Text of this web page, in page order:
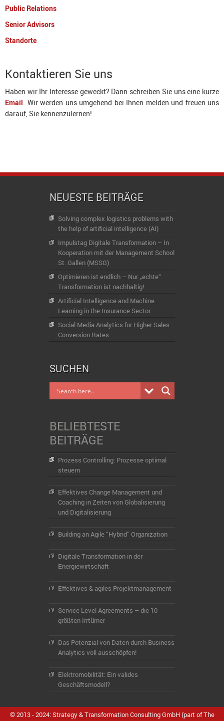
Public Relations
Senior Advisors
Standorte
Kontaktieren Sie uns
Haben wir Ihr Interesse geweckt? Dann schreiben Sie uns eine kurze
Email. Wir werden uns umgehend bei Ihnen melden und freuen uns
darauf, Sie kennenzulernen!
NEUESTE BEITRÄGE
Solving complex logistics problems with
the help of artificial intelligence (AI)
Impulstag Digitale Transformation – In
Kooperation mit der Management School
St. Gallen (MSSG)
Optimieren ist endlich – Nur „echte“
Transformation ist nachhaltig!
Artificial Intelligence and Machine
Learning in the Insurance Sector
Social Media Analytics for Higher Sales
Conversion Rates
SUCHEN
BELIEBTESTE
BEITRÄGE
Prozess Controlling: Prozesse optimal
steuern
Effektives Change Management und
Coaching in Zeiten von Globalisierung
und Digitalisierung
Building an Agile “Hybrid” Organization
Digitale Transformation in der
Energiewirtschaft
Effektives & agiles Projektmanagement
Service Level Agreements – die 10
größten Irrtümer
Das Potenzial von Daten durch Business
Analytics voll ausschöpfen!
Elektromobilität: Ein valides
Geschäftsmodell?
© 2013 - 2024: Strategy & Transformation Consulting GmbH (part of The